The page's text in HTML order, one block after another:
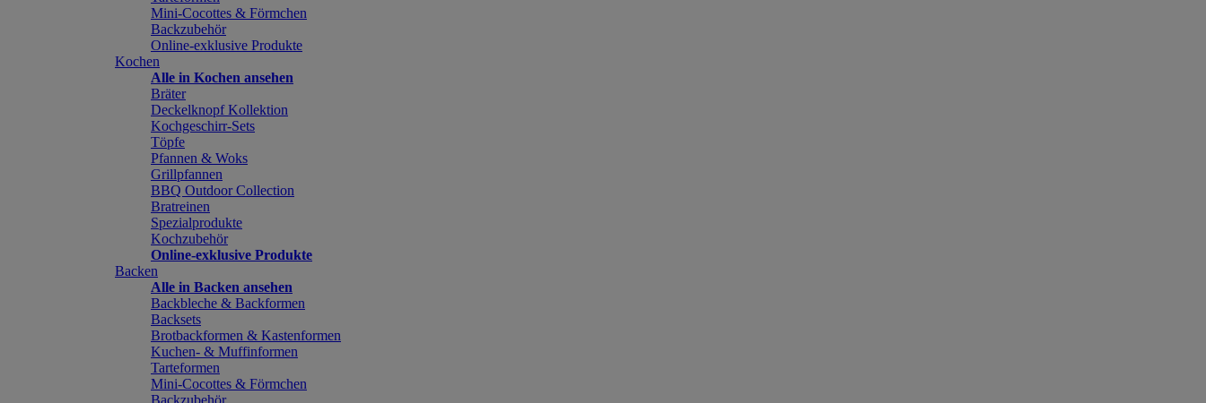
Mini-Cocottes & Förmchen
Backzubehör
Online-exklusive Produkte
Kochen
Alle in Kochen ansehen
Bräter
Deckelknopf Kollektion
Kochgeschirr-Sets
Töpfe
Pfannen & Woks
Grillpfannen
BBQ Outdoor Collection
Bratreinen
Spezialprodukte
Kochzubehör
Online-exklusive Produkte
Backen
Alle in Backen ansehen
Backbleche & Backformen
Backsets
Brotbackformen & Kastenformen
Kuchen- & Muffinformen
Tarteformen
Mini-Cocottes & Förmchen
Backzubehör